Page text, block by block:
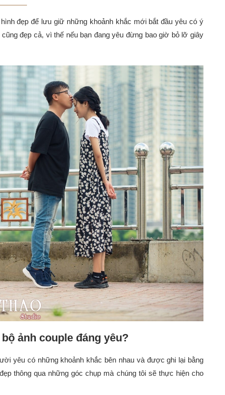
đẹp để lưu giữ những khoảnh khắc mới bắt đầu yêu có ý
đẹp cả, vì thế nếu bạn đang yêu đừng bao giờ bỏ lỡ giây
ảnh couple đáng yêu?
yêu có những khoảnh khắc bên nhau và được ghi lại bằng
thông qua những góc chụp mà chúng tôi sẽ thực hiện cho